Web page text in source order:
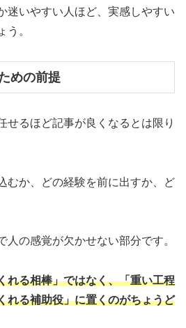
迷いやすい人ほど、実感しやすい
う。
めの前提
せるほど記事が良くなるとは限り
むか、どの経験を前に出すか、ど
人の感覚が欠かせない部分です。
れる相棒」ではなく、「重い工程
れる補助役」に置くのがちょうど